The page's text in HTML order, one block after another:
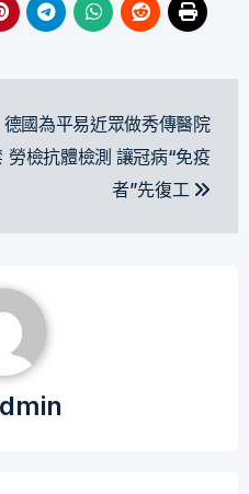
德國為平易近眾做秀傳醫院
勞檢抗體檢測 讓冠病“免疫
者”先復工